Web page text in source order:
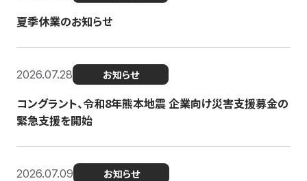
夏季休業のお知らせ
2026.07.28 お知らせ
コングラント、令和8年熊本地震 企業向け災害支援募金の
緊急支援を開始
2026.07.09 お知らせ